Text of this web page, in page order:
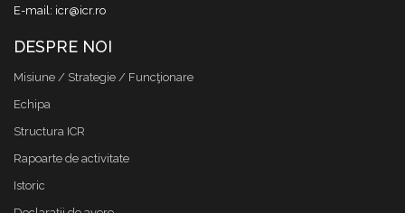
E-mail: icr@icr.ro
DESPRE NOI
Misiune / Strategie / Funcţionare
Echipa
Structura ICR
Rapoarte de activitate
Istoric